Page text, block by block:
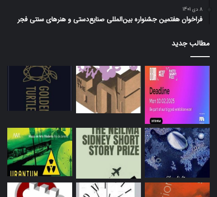
8 دی 1401
فراخوان هفتمین جشنواره بین‌المللی صنایع‌دستی و هنرهای سنتی فجر
مطالب جدید